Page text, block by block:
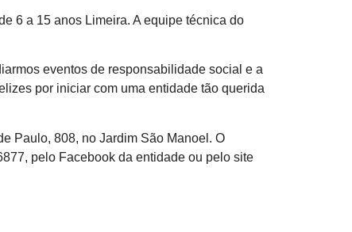
6 a 15 anos Limeira. A equipe técnica do
eventos de responsabilidade social e a
por iniciar com uma entidade tão querida
Paulo, 808, no Jardim São Manoel. O
pelo Facebook da entidade ou pelo site